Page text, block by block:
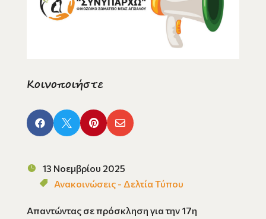
Κοινοποιήστε
   
13 Νοεμβρίου 2025
Ανακοινώσεις - Δελτία Τύπου
Απαντώντας σε πρόσκληση για την 17η